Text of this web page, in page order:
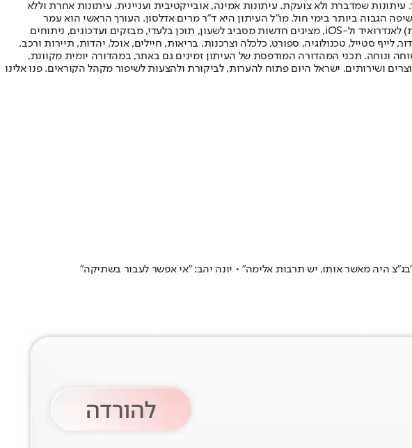
שמדברת ולא צועקת. עיתונות אמינה, אובייקטיבית ועניינית. עיתונות אחרת וללא
היום" לעיתון הישראלי בעל שיעור החשיפה הגבוה ביותר בימי חול. מו"ל העיתון היא ד"ר מרים אדלסון. העורך הראשי הוא עמר
לחמנוביץ, והעורך המייסד הוא עמוס רגב. אתרי האינטרנט של "ישראל היום" בעברית ובאנגלית, כמו כן היישומונים (אפליקציות) לאנדרואיד ול-iOS, מציגים חדשות מסביב לשעון, תוכן בלעדי, מבזקים ועדכונים, ניתוחים
לייף סטייל, טכנולוגיה, ספורט, כלכלה וצרכנות, בריאות, חיילים, אוכל, יהדות, תיירות ורכב.
ונוחה. תכני המהדורה המודפסת של העיתון זמינים גם באתר, במהדורה יומית מקוונת,
ושירותים. ישראל היום פתוח להערות, לביקורת ולהצעות לשיפור מקהל הקוראים. פנו אלינו
היה מאשר אותו, יש תרבות אלימה" • יונה יהב: "אי אפשר לעבור בשתיקה"